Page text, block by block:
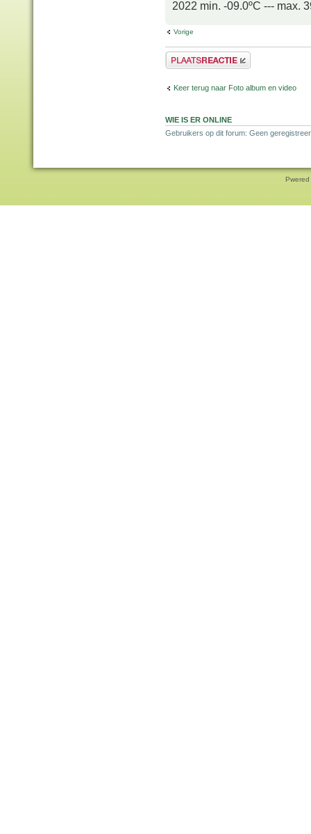
2022 min. -09.0ºC --- max.
Vorige
Plaats een reactie
Keer terug naar Foto album en video
WIE IS ER ONLINE
Gebruikers op dit forum: Geen